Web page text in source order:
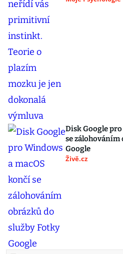
Disk Google
se zálohováním
Google
Živě.cz